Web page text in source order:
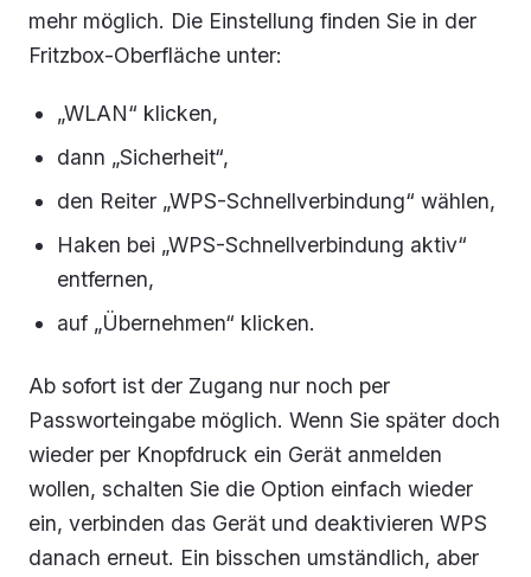
mehr möglich. Die Einstellung finden Sie in der
Fritzbox-Oberfläche unter:
„WLAN“ klicken,
dann „Sicherheit“,
den Reiter „WPS-Schnellverbindung“ wählen,
Haken bei „WPS-Schnellverbindung aktiv“
entfernen,
auf „Übernehmen“ klicken.
Ab sofort ist der Zugang nur noch per
Passworteingabe möglich. Wenn Sie später doch
wieder per Knopfdruck ein Gerät anmelden
wollen, schalten Sie die Option einfach wieder
ein, verbinden das Gerät und deaktivieren WPS
danach erneut. Ein bisschen umständlich, aber